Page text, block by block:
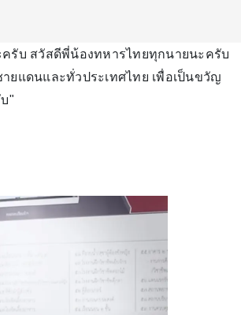
ครับ สวัสดีพี่น้องทหารไทยทุกนายนะครับ
ยแดนและทั่วประเทศไทย เพื่อเป็นขวัญ
"